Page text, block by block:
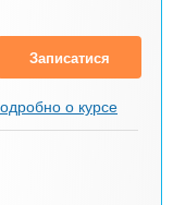
Записатися
о курсе